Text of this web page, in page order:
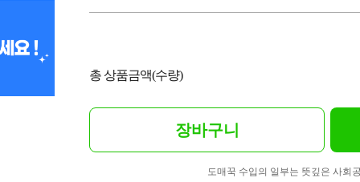
총 상품금액(수량)
장바구니
도매꾹 수입의 일부는 뜻깊은 사회